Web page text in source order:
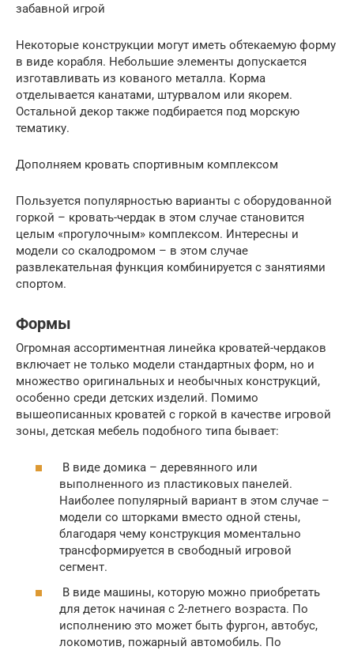
забавной игрой
Некоторые конструкции могут иметь обтекаемую форму
в виде корабля. Небольшие элементы допускается
изготавливать из кованого металла. Корма
отделывается канатами, штурвалом или якорем.
Остальной декор также подбирается под морскую
тематику.
Дополняем кровать спортивным комплексом
Пользуется популярностью варианты с оборудованной
горкой – кровать-чердак в этом случае становится
целым «прогулочным» комплексом. Интересны и
модели со скалодромом – в этом случае
развлекательная функция комбинируется с занятиями
спортом.
Формы
Огромная ассортиментная линейка кроватей-чердаков
включает не только модели стандартных форм, но и
множество оригинальных и необычных конструкций,
особенно среди детских изделий. Помимо
вышеописанных кроватей с горкой в качестве игровой
зоны, детская мебель подобного типа бывает:
В виде домика – деревянного или
выполненного из пластиковых панелей.
Наиболее популярный вариант в этом случае –
модели со шторками вместо одной стены,
благодаря чему конструкция моментально
трансформируется в свободный игровой
сегмент.
В виде машины, которую можно приобретать
для деток начиная с 2-летнего возраста. По
исполнению это может быть фургон, автобус,
локомотив, пожарный автомобиль. По